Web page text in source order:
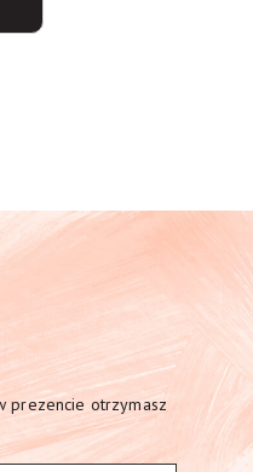
prezencie otrzymasz